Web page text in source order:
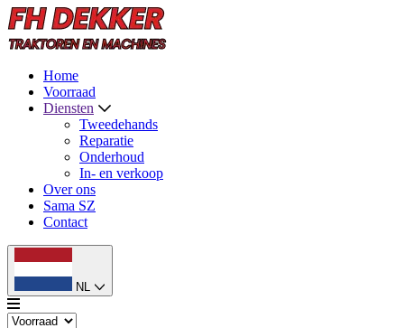
Home
Voorraad
Diensten
Tweedehands
Reparatie
Onderhoud
In- en verkoop
Over ons
Sama SZ
Contact
NL